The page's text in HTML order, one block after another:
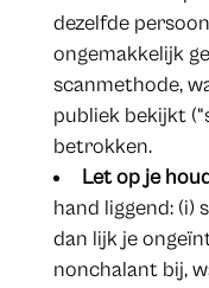
dezelfde
ongemakkelijk
scanmethode,
publiek bekijkt
betrokken.
Let op je
hand liggend: (i)
dan lijk je
nonchalant bij,